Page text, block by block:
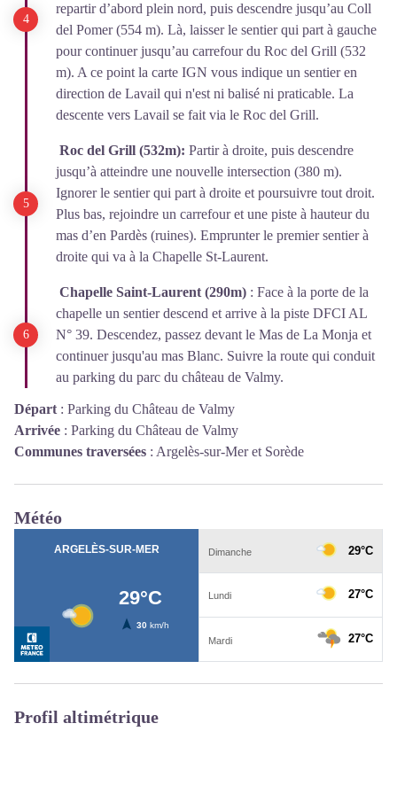
repartir d’abord plein nord, puis descendre jusqu’au Coll
del Pomer (554 m). Là, laisser le sentier qui part à gauche
pour continuer jusqu’au carrefour du Roc del Grill (532
m). A ce point la carte IGN vous indique un sentier en
direction de Lavail qui n'est ni balisé ni praticable. La
descente vers Lavail se fait via le Roc del Grill.
Roc del Grill (532m): Partir à droite, puis descendre
jusqu’à atteindre une nouvelle intersection (380 m).
Ignorer le sentier qui part à droite et poursuivre tout droit.
Plus bas, rejoindre un carrefour et une piste à hauteur du
mas d’en Pardès (ruines). Emprunter le premier sentier à
droite qui va à la Chapelle St-Laurent.
Chapelle Saint-Laurent (290m) : Face à la porte de la
chapelle un sentier descend et arrive à la piste DFCI AL
N° 39. Descendez, passez devant le Mas de La Monja et
continuer jusqu'au mas Blanc. Suivre la route qui conduit
au parking du parc du château de Valmy.
Départ : Parking du Château de Valmy
Arrivée : Parking du Château de Valmy
Communes traversées : Argelès-sur-Mer et Sorède
Météo
Profil altimétrique